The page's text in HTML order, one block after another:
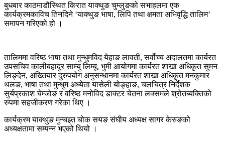
बुधबार काठमाडौस्थित किरात याक्थुङ चुम्लुङको सभाहलमा एक
कार्यक्रमकाविच तिनदिने ‘याक्थुङ भाषा, लिपि तथा क्षमता अभिवृद्धि तालिम’
समापन गरिएको हो ।
तालिममा वरिष्ठ भाषा तथा मुन्धुमविद येहाङ लावती, सर्वोच्च अदालतमा कार्यरत
उपसचिव कालीबहादुर साम्यु लिम्बू, भुमी आयोगमा कार्यरत शाखा अधिकृत सुमन
लिङ्देन, अख्तियार दुरुपयोग अनुसन्धानमा कार्यरत शाखा अधिकृत मनकुमार
थलङ, भाषा तथा मुन्धुम अध्येता यासेली योङ्हाङ, चलचित्र निर्देशक
सुर्यप्रकाश चेम्जोङ र वरिष्ठ मनोविद डाक्टर चेतना लक्समले श्रोतब्यक्तिको
रुपमा सहजीकरण गरेका थिए ।
कार्यक्रम याक्थुङ मुन्चइत चोक सयङ संघीय अध्यक्ष सागर केरुङको
अध्यक्षतामा सम्पन्न भएको थियो ।